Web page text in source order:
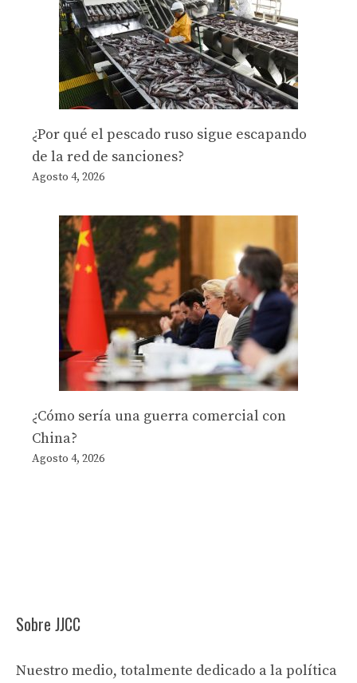
¿Por qué el pescado ruso sigue escapando
de la red de sanciones?
Agosto 4, 2026
¿Cómo sería una guerra comercial con
China?
Agosto 4, 2026
Sobre JJCC
Nuestro medio, totalmente dedicado a la política